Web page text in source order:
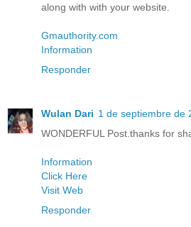
along with with your website.
Gmauthority.com
Information
Responder
Wulan Dari 1 de septiembre de
WONDERFUL Post.thanks for
Information
Click Here
Visit Web
Responder